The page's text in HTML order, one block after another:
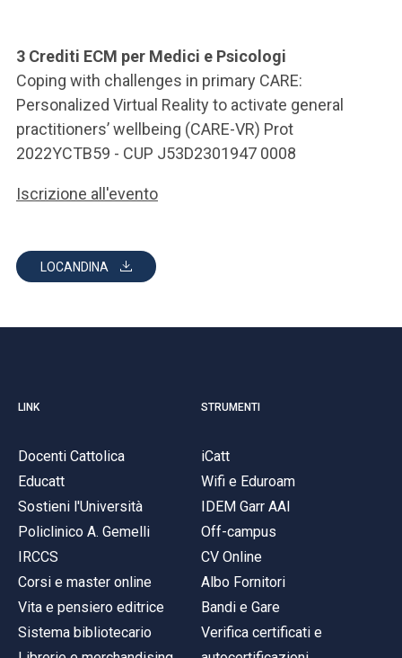
3 Crediti ECM per Medici e Psicologi
Coping with challenges in primary CARE:
Personalized Virtual Reality to activate general
practitioners’ wellbeing (CARE-VR) Prot
2022YCTB59 - CUP J53D2301947 0008
Iscrizione all'evento
LOCANDINA
LINK
Docenti Cattolica
Educatt
Sostieni l'Università
Policlinico A. Gemelli
IRCCS
Corsi e master online
Vita e pensiero editrice
Sistema bibliotecario
STRUMENTI
iCatt
Wifi e Eduroam
IDEM Garr AAI
Off-campus
CV Online
Albo Fornitori
Bandi e Gare
Verifica certificati e